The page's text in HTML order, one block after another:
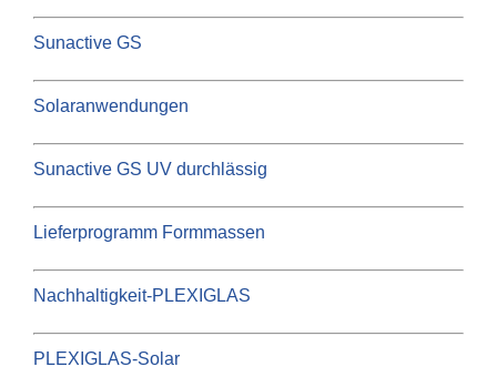
Sunactive GS
Solaranwendungen
Sunactive GS UV durchlässig
Lieferprogramm Formmassen
Nachhaltigkeit-PLEXIGLAS
PLEXIGLAS-Solar